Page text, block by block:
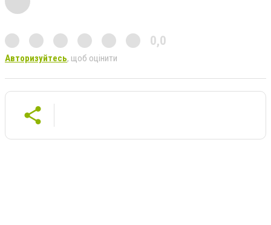
0,0
Авторизуйтесь, щоб оцінити